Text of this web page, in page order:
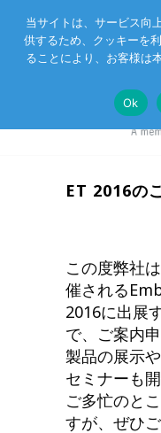
Eurotechグループ
ET 2016の
この度弊社
催される
2016に出展
で、ご案内
製品の展示
セミナーも
ご多忙のと
すが、ぜひ
当サイトは、サービス向
供するため、クッキーを
ることにより、お客様は
Ok